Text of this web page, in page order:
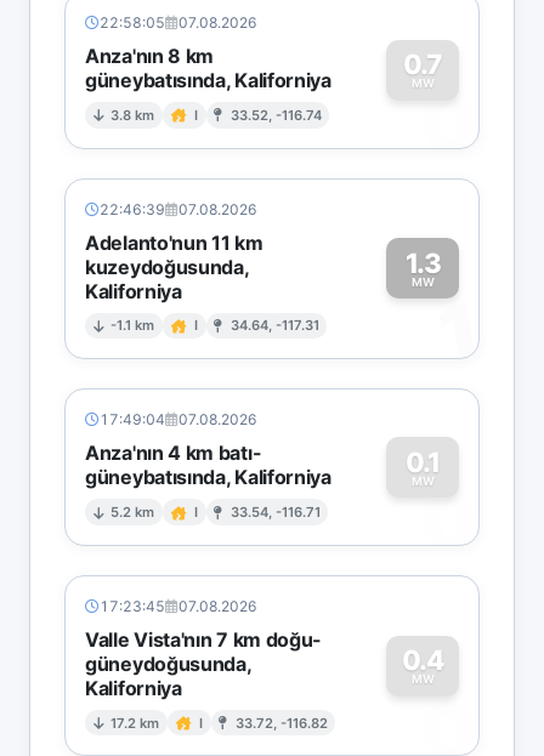
22:58:05 07.08.2026
Anza'nın 8 km
güneybatısında, Kaliforniya
3.8 km I 33.52, -116.74
0.7
MW
0
22:46:39 07.08.2026
Adelanto'nun 11 km
kuzeydoğusunda,
Kaliforniya
-1.1 km I 34.64, -117.31
1.3
MW
1
17:49:04 07.08.2026
Anza'nın 4 km batı-
güneybatısında, Kaliforniya
5.2 km I 33.54, -116.71
0.1
MW
0
17:23:45 07.08.2026
Valle Vista'nın 7 km doğu-
güneydoğusunda,
Kaliforniya
17.2 km I 33.72, -116.82
0.4
MW
0